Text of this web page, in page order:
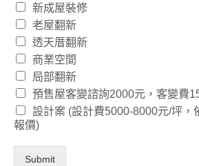
新成屋裝修
老屋翻新
透天厝翻新
商業空間
局部翻新
預售屋客變諮詢2000元，客變費
設計案 (設計費5000-8000元/坪，
報價)
Submit